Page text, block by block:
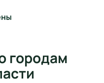
городам